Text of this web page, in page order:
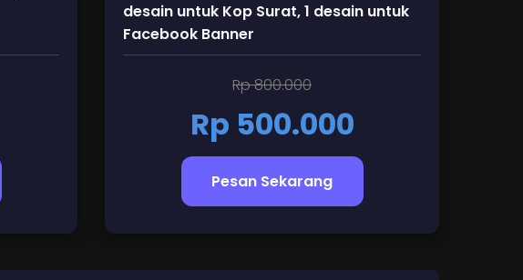
desain untuk Kop Surat, 1 desain untuk
Facebook Banner
Rp 800.000
Rp 500.000
Pesan Sekarang